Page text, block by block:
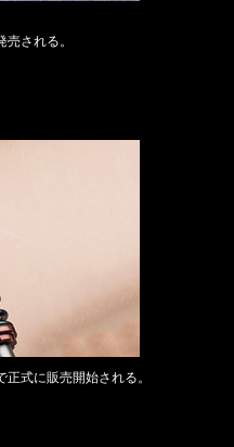
される。
式に販売開始される。